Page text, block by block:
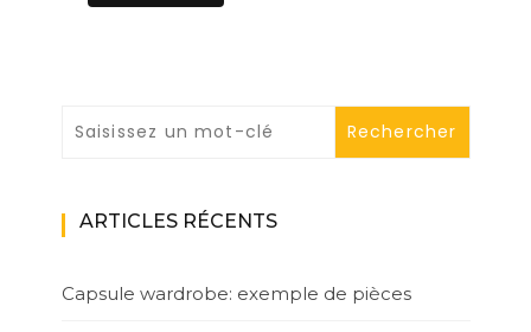
ARTICLES RÉCENTS
Capsule wardrobe: exemple de pièces